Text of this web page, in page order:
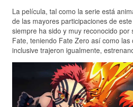
La película, tal como la serie está
de las mayores participaciones de
siempre ha sido y muy reconocido por
Fate, teniendo Fate Zero así como
inclusive trajeron igualmente,